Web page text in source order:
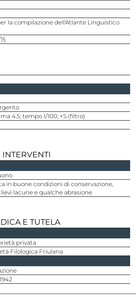
la compilazione dell'Atlante Linguistico
4.5; tempo 1/100; +S (filtro)
in buone condizioni di conservazione,
lacune e qualche abrasione
E TUTELA
privata
Filologica Friulana
1942